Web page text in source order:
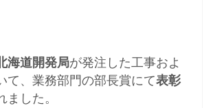
海道開発局が発注した工事およ
て、業務部門の部長賞にて表彰
ました。